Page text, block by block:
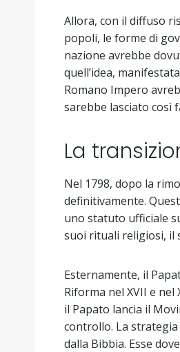
Allora, con il diffuso
popoli, le forme di
nazione avrebbe
quell’idea,
Romano Impero
sarebbe lasciato così
La
Nel 1798, dopo la
definitivamente.
uno statuto ufficiale
suoi rituali religiosi, il
Esternamente, il
Riforma nel XVII e nel
il Papato lancia il
controllo. La
dalla Bibbia. Esse